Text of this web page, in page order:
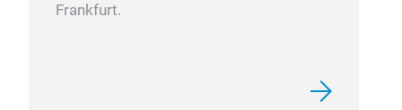
Frankfurt.